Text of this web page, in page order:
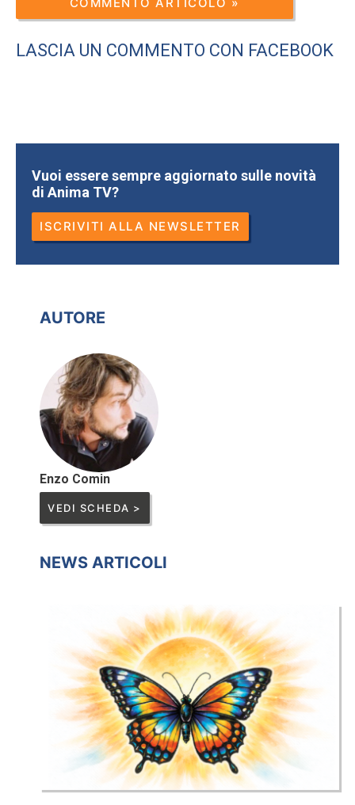
LASCIA UN COMMENTO CON FACEBOOK
Vuoi essere sempre aggiornato sulle novità
di Anima TV?
ISCRIVITI ALLA NEWSLETTER
AUTORE
Enzo Comin
VEDI SCHEDA >
NEWS ARTICOLI